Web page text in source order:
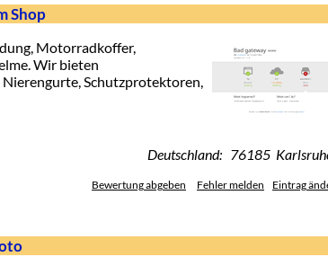
Shop
Motorradkoffer,
Wir bieten
Schutzprotektoren,
Deutschland: 76185
Bewertung abgeben Fehler melden Eintrag